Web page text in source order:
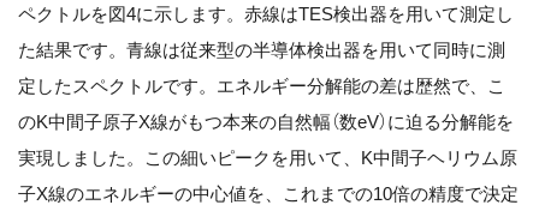
ペクトルを図4に示します。赤線はTES検出器を用いて測定し
た結果です。青線は従来型の半導体検出器を用いて同時に測
定したスペクトルです。エネルギー分解能の差は歴然で、こ
のK中間子原子X線がもつ本来の自然幅（数eV）に迫る分解能を
実現しました。この細いピークを用いて、K中間子ヘリウム原
子X線のエネルギーの中心値を、これまでの10倍の精度で決定